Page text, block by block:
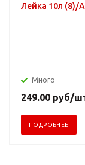
Лейка 10л (8)/
Много
249.00 руб/
ПОДРОБНЕЕ